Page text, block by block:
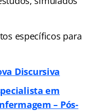
específicos para
Discursiva
em
– Pós-